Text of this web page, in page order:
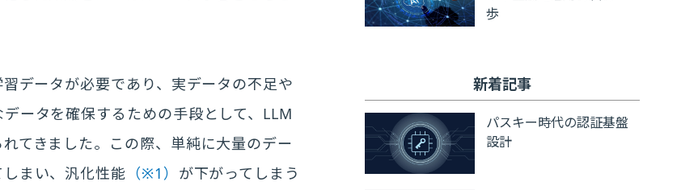
データが必要であり、実データの不足や
ータを確保するための手段として、LLM
てきました。この際、単純に大量のデー
まい、汎化性能 （※1） が下がってしまう
歩
新着記事
パスキー時代の認証基盤
設計